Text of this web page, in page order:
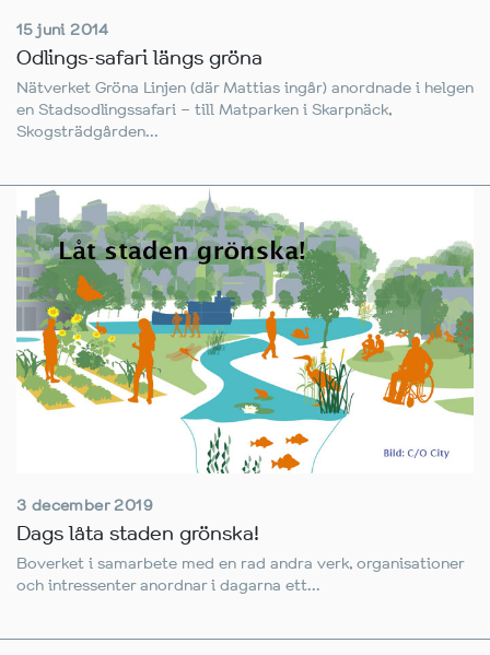
15 juni 2014
Odlings-safari längs gröna
Nätverket Gröna Linjen (där Mattias ingår) anordnade i helgen
en Stadsodlingssafari – till Matparken i Skarpnäck,
Skogsträdgården...
3 december 2019
Dags låta staden grönska!
Boverket i samarbete med en rad andra verk, organisationer
och intressenter anordnar i dagarna ett...